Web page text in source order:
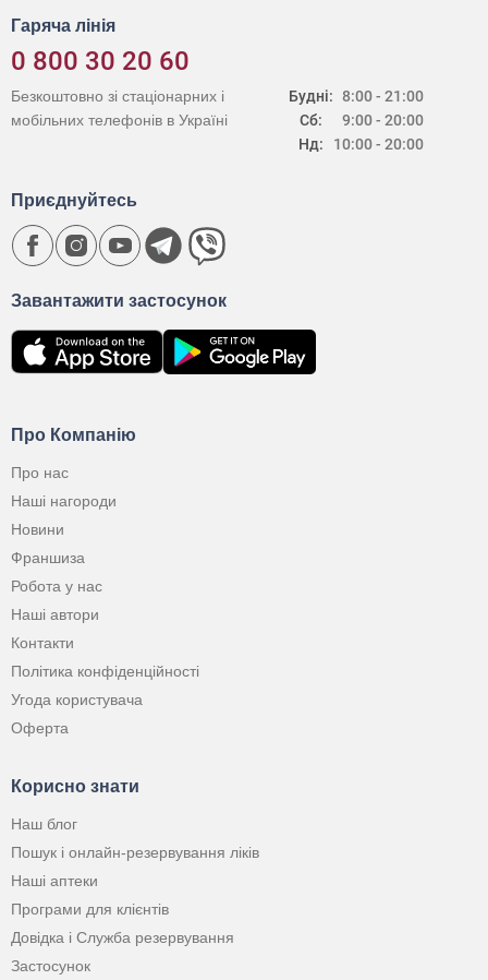
Гаряча лінія
0 800 30 20 60
Будні:
Сб:
Нд:
8:00 - 21:00
9:00 - 20:00
10:00 - 20:00
Безкоштовно зі стаціонарних і
мобільних телефонів в Україні
Про Компанію
Про нас
Наші нагороди
Новини
Франшиза
Робота у нас
Наші автори
Контакти
Політика конфіденційності
Угода користувача
Оферта
Корисно знати
Наш блог
Пошук і онлайн-резервування ліків
Наші аптеки
Програми для клієнтів
Довідка і Служба резервування
Застосунок
Завантажити застосунок
Приєднуйтесь